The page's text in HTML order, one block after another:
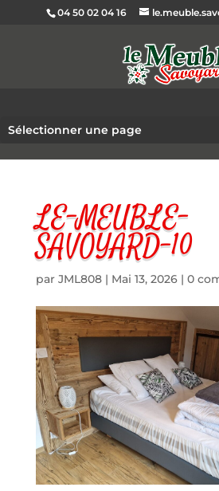
04 50 02 04 16
Sélectionner une page
LE-MEUBLE-
SAVOYARD-10
par JML808| Mai 13, 2026| 0